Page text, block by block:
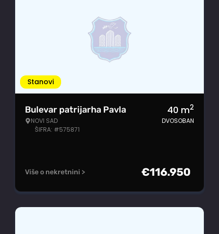
Stanovi
Bulevar patrijarha Pavla
NOVI SAD
ŠIFRA: #575871
40 m2
DVOSOBAN
Više o nekretnini > €116.950